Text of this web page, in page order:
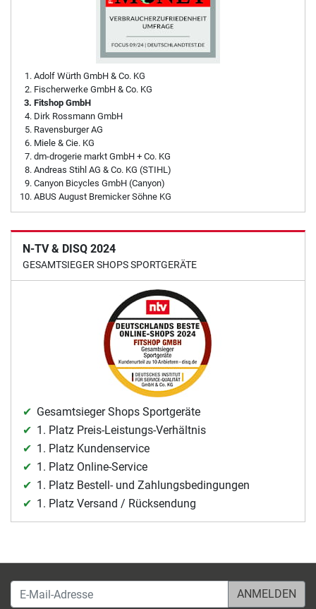
Adolf Würth GmbH & Co. KG
Fischerwerke GmbH & Co. KG
Fitshop GmbH
Dirk Rossmann GmbH
Ravensburger AG
Miele & Cie. KG
dm-drogerie markt GmbH + Co. KG
Andreas Stihl AG & Co. KG (STIHL)
Canyon Bicycles GmbH (Canyon)
ABUS August Bremicker Söhne KG
N-TV & DISQ 2024
GESAMTSIEGER SHOPS SPORTGERÄTE
Gesamtsieger Shops Sportgeräte
1. Platz Preis-Leistungs-Verhältnis
1. Platz Kundenservice
1. Platz Online-Service
1. Platz Bestell- und Zahlungsbedingungen
1. Platz Versand / Rücksendung
E-Mail-Adresse